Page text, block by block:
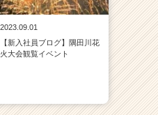
2023.09.01
【新入社員ブログ】隅田川花
火大会観覧イベント